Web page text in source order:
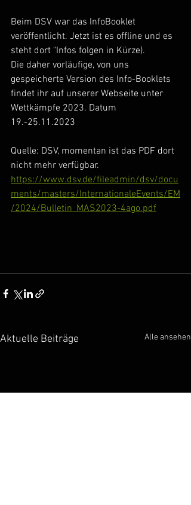
Beim DSV war das InfoBooklet
veröffentlicht. Jetzt ist es offline und es
steht dort "Infos folgen in Kürze).
Die daher vorläufige, von uns
gespeicherte Version des Info-Booklets
findet ihr auf unserer Webseite unter
Wettkämpfe 2023. Datum
19.-25.11.2023
Quelle: DSV, momentan ist das PDF dort
nicht mehr verfügbar.
https://www.dsv.de/fileadmin/dsv/docu
ments/masters/InternationaleEvents/EM
/2024/Bulletin_MAS2023-4ago.pdf
Aktuelle Beiträge Alle ansehen